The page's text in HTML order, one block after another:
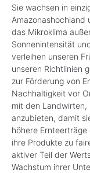
Sie wachsen in
das Mikroklima
Sonnenintensität
verleihen unseren
unseren Richtlinien
zur Förderung von
Nachhaltigkeit vor
mit den Landwirten,
anzubieten, damit
höhere
ihre Produkte zu
aktiver Teil der
Wachstum ihrer